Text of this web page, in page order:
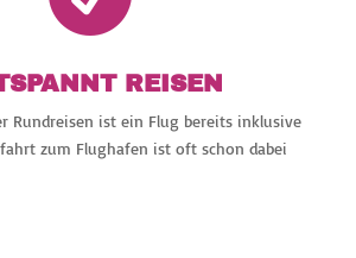
REISEN
Rundreisen ist ein Flug bereits inklusive
zum Flughafen ist oft schon dabei